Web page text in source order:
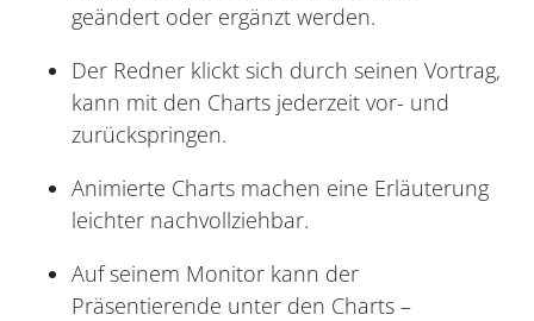
geändert oder ergänzt werden.
Der Redner klickt sich durch seinen Vortrag,
kann mit den Charts jederzeit vor- und
zurückspringen.
Animierte Charts machen eine Erläuterung
leichter nachvollziehbar.
Auf seinem Monitor kann der
Präsentierende unter den Charts –